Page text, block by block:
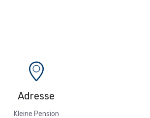
Adresse
Kleine Pension